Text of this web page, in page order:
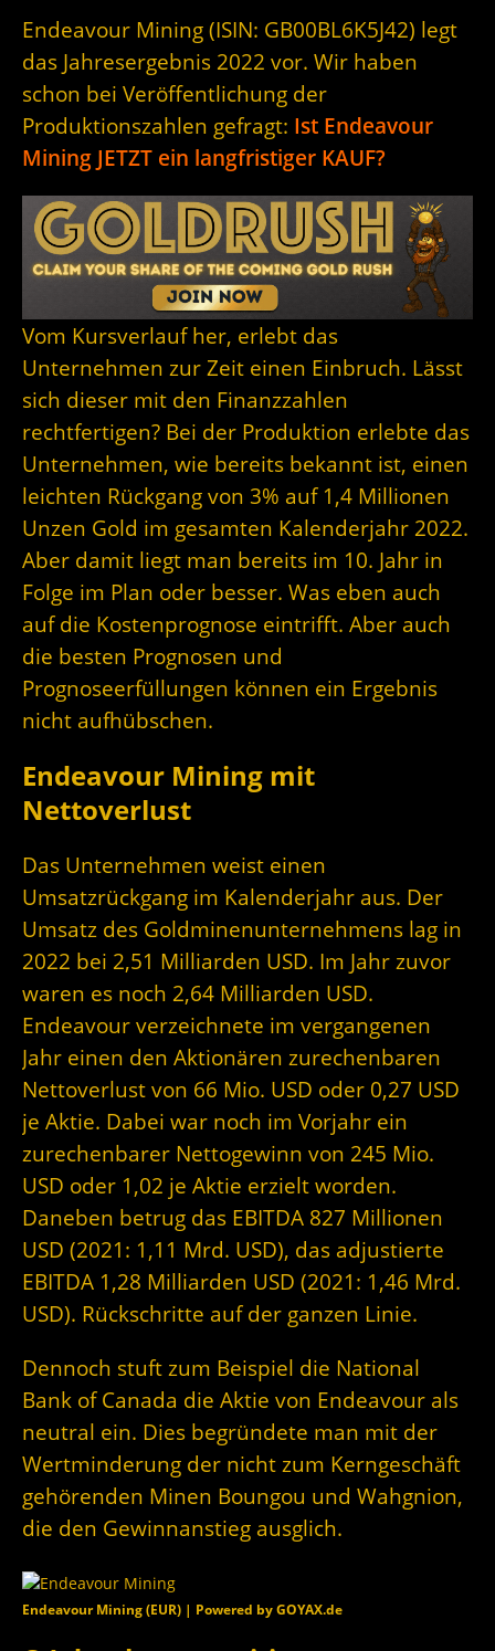
Endeavour Mining (ISIN: GB00BL6K5J42) legt
das Jahresergebnis 2022 vor. Wir haben
schon bei Veröffentlichung der
Produktionszahlen gefragt: Ist Endeavour
Mining JETZT ein langfristiger KAUF?
Vom Kursverlauf her, erlebt das
Unternehmen zur Zeit einen Einbruch. Lässt
sich dieser mit den Finanzzahlen
rechtfertigen? Bei der Produktion erlebte das
Unternehmen, wie bereits bekannt ist, einen
leichten Rückgang von 3% auf 1,4 Millionen
Unzen Gold im gesamten Kalenderjahr 2022.
Aber damit liegt man bereits im 10. Jahr in
Folge im Plan oder besser. Was eben auch
auf die Kostenprognose eintrifft. Aber auch
die besten Prognosen und
Prognoseerfüllungen können ein Ergebnis
nicht aufhübschen.
Endeavour Mining mit
Nettoverlust
Das Unternehmen weist einen
Umsatzrückgang im Kalenderjahr aus. Der
Umsatz des Goldminenunternehmens lag in
2022 bei 2,51 Milliarden USD. Im Jahr zuvor
waren es noch 2,64 Milliarden USD.
Endeavour verzeichnete im vergangenen
Jahr einen den Aktionären zurechenbaren
Nettoverlust von 66 Mio. USD oder 0,27 USD
je Aktie. Dabei war noch im Vorjahr ein
zurechenbarer Nettogewinn von 245 Mio.
USD oder 1,02 je Aktie erzielt worden.
Daneben betrug das EBITDA 827 Millionen
USD (2021: 1,11 Mrd. USD), das adjustierte
EBITDA 1,28 Milliarden USD (2021: 1,46 Mrd.
USD). Rückschritte auf der ganzen Linie.
Dennoch stuft zum Beispiel die National
Bank of Canada die Aktie von Endeavour als
neutral ein. Dies begründete man mit der
Wertminderung der nicht zum Kerngeschäft
gehörenden Minen Boungou und Wahgnion,
die den Gewinnanstieg ausglich.
Endeavour Mining (EUR) | Powered by GOYAX.de